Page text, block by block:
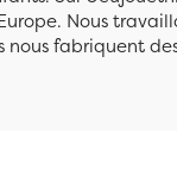
Nous
fabriquent